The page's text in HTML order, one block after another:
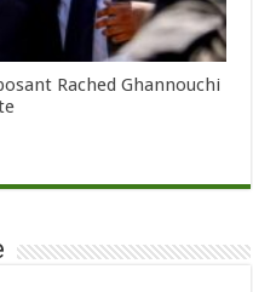
Rached Ghannouchi